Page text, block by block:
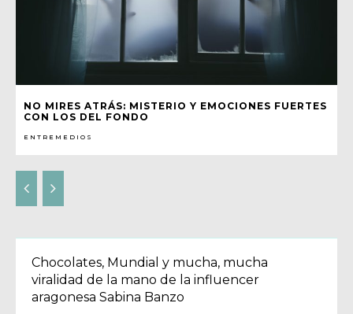
NO MIRES ATRÁS: MISTERIO Y EMOCIONES FUERTES
CON LOS DEL FONDO
ENTREMEDIOS
Chocolates, Mundial y mucha, mucha
viralidad de la mano de la influencer
aragonesa Sabina Banzo